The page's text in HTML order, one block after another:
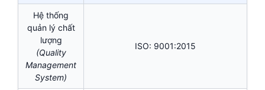
Hệ thống
quản lý chất
lượng
(Quality
Management
System)
ISO: 9001:2015